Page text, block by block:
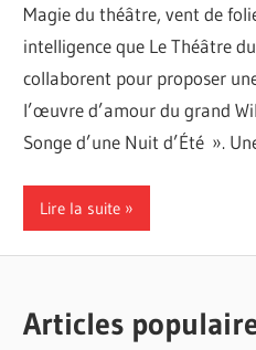
Magie du théâtre, vent de
intelligence que Le Théâtre
collaborent pour proposer
l’œuvre d’amour du grand
Songe d’une Nuit d’Été ».
Lire la suite
Articles